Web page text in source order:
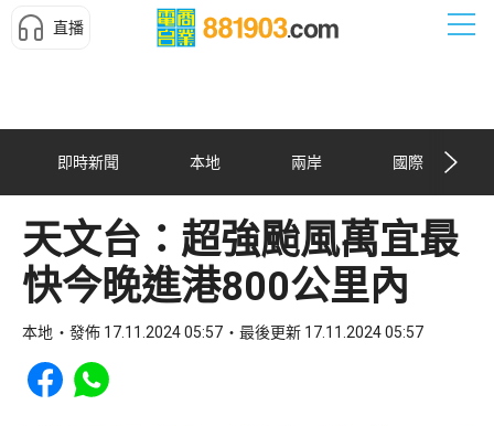
直播
即時新聞 本地 兩岸 國際
天文台：超強颱風萬宜最
快今晚進港800公里內
本地 發佈 17.11.2024 05:57 最後更新 17.11.2024 05:57
Share to Facebook
Share to WhatsApp